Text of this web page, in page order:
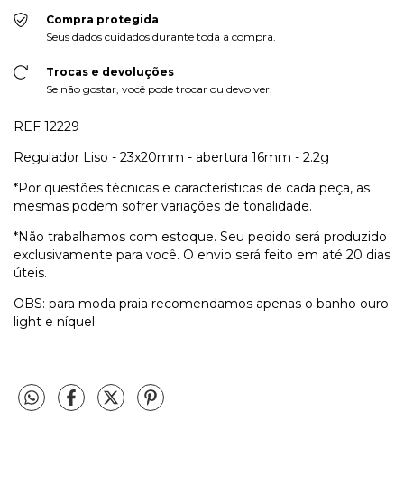
Compra protegida
Seus dados cuidados durante toda a compra.
Trocas e devoluções
Se não gostar, você pode trocar ou devolver.
REF 12229
Regulador Liso - 23x20mm - abertura 16mm - 2.2g
*Por questões técnicas e características de cada peça, as
mesmas podem sofrer variações de tonalidade.
*Não trabalhamos com estoque. Seu pedido será produzido
exclusivamente para você. O envio será feito em até 20 dias
úteis.
OBS: para moda praia recomendamos apenas o banho ouro
light e níquel.